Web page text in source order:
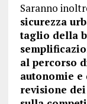
Saranno
sicurezza
taglio della
al percorso
autonomie
revisione